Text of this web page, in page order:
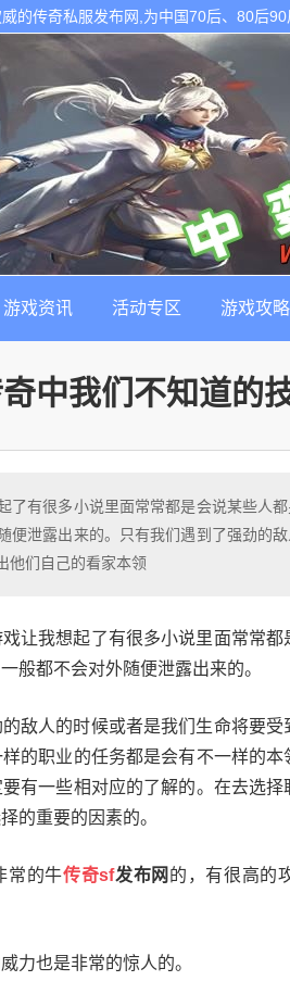
的传奇私服发布网,为中国70后、80后
游戏资讯 活动专区 游戏攻略
中我们不知道的
了有很多小说里面常常都是会说某些人
便泄露出来的。只有我们遇到了强劲的
他们自己的看家本领
我想起了有很多小说里面常常都
般都不会对外随便泄露出来的。
人的时候或者是我们生命将要受
的职业的任务都是会有不一样的
有一些相对应的了解的。在去选
的重要的因素的。
的牛传奇sf发布网 的，有很高的
也是非常的惊人的。